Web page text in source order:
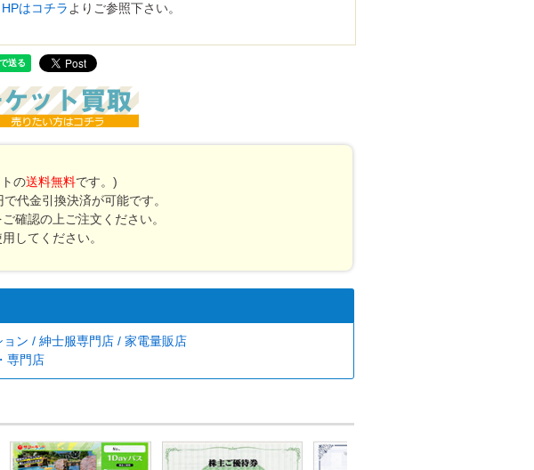
はコチラ よりご参照下さい。
の送料無料です。)
代金引換決済が可能です。
確認の上ご注文ください。
してください。
ン / 紳士服専門店 / 家電量販店
専門店